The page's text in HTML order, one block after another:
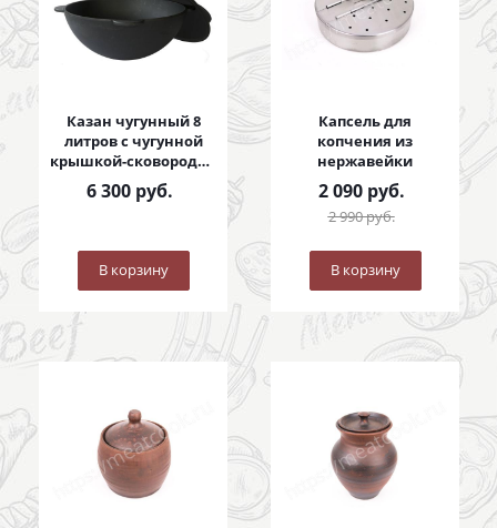
Казан чугунный 8
литров с чугунной
крышкой-сковородой
8 литров
6 300руб.
В корзину
Капсель для
копчения из
нержавейки
2 090руб.
2 990руб.
В корзину